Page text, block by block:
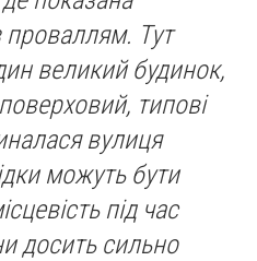
проваллям. Тут
великий будинок,
типові
вулиця
можуть бути
під час
досить сильно